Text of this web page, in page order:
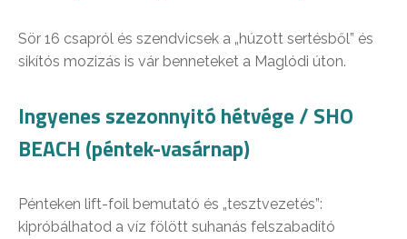
Sör 16 csapról és szendvicsek a „húzott sertésből” és
sikítós mozizás is vár benneteket a Maglódi úton.
Ingyenes szezonnyitó hétvége / SHO
BEACH (péntek-vasárnap)
Pénteken lift-foil bemutató és „tesztvezetés”:
kipróbálhatod a víz fölött suhanás felszabadító